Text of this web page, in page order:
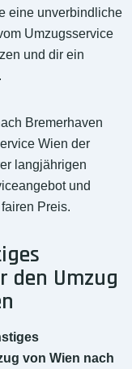
eine unverbindliche
Umzugsservice
und dir ein
Bremerhaven
Wien der
langjährigen
und
Preis.
den Umzug
von Wien nach